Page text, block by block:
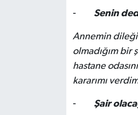
- Senin
Annemin dileği
olmadığım
hastane
kararımı
- Şair